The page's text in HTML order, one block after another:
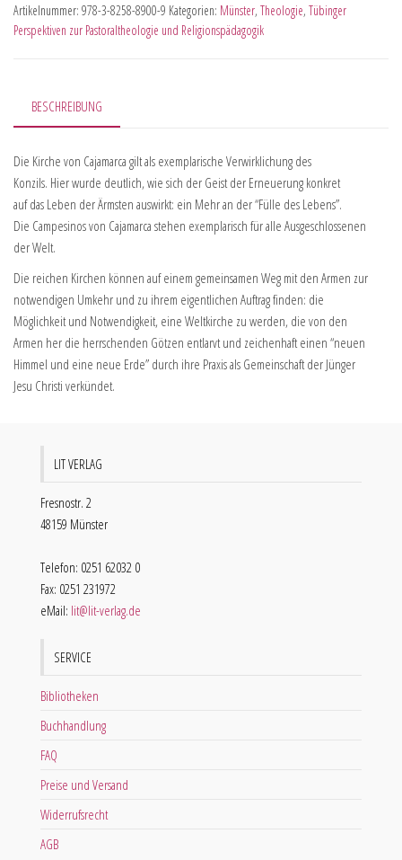
Artikelnummer: 978-3-8258-8900-9 Kategorien: Münster, Theologie, Tübinger
Perspektiven zur Pastoraltheologie und Religionspädagogik
BESCHREIBUNG
Die Kirche von Cajamarca gilt als exemplarische Verwirklichung des
Konzils. Hier wurde deutlich, wie sich der Geist der Erneuerung konkret
auf das Leben der Ärmsten auswirkt: ein Mehr an der “Fülle des Lebens”.
Die Campesinos von Cajamarca stehen exemplarisch für alle Ausgeschlossenen
der Welt.
Die reichen Kirchen können auf einem gemeinsamen Weg mit den Armen zur
notwendigen Umkehr und zu ihrem eigentlichen Auftrag finden: die
Möglichkeit und Notwendigkeit, eine Weltkirche zu werden, die von den
Armen her die herrschenden Götzen entlarvt und zeichenhaft einen “neuen
Himmel und eine neue Erde” durch ihre Praxis als Gemeinschaft der Jünger
Jesu Christi verkündet.
LIT VERLAG
Fresnostr. 2
48159 Münster
Telefon: 0251 62032 0
Fax: 0251 231972
eMail: lit@lit-verlag.de
SERVICE
Bibliotheken
Buchhandlung
FAQ
Preise und Versand
Widerrufsrecht
AGB